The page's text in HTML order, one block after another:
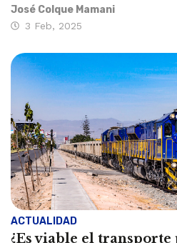
José Colque Mamani
3 Feb, 2025
ACTUALIDAD
¿Es viable el